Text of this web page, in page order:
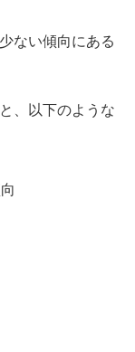
ない傾向にある
、以下のような